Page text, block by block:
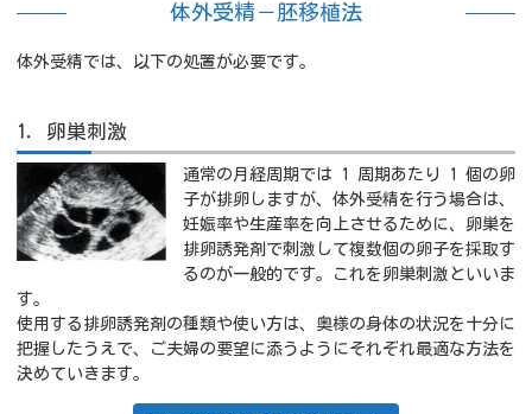
体外受精－胚移植法
体外受精では、以下の処置が必要です。
1．卵巣刺激
通常の月経周期では 1 周期あたり 1 個の卵
子が排卵しますが、体外受精を行う場合は、
妊娠率や生産率を向上させるために、卵巣を
排卵誘発剤で刺激して複数個の卵子を採取す
るのが一般的です。これを卵巣刺激といいま
す。
使用する排卵誘発剤の種類や使い方は、奥様の身体の状況を十分に
把握したうえで、ご夫婦の要望に添うようにそれぞれ最適な方法を
決めていきます。